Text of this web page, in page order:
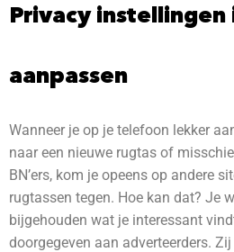
Privacy instellingen
aanpassen
Wanneer je op je telefoon lekker
naar een nieuwe rugtas of
BN’ers, kom je opeens op andere
rugtassen tegen. Hoe kan dat? Je
bijgehouden wat je interessant
doorgegeven aan adverteerders.